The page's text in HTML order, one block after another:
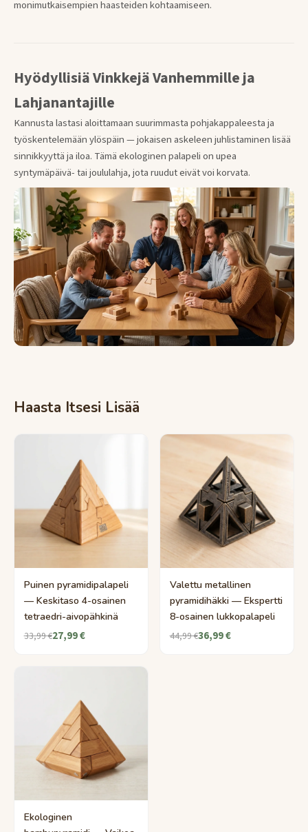
monimutkaisempien haasteiden kohtaamiseen.
Hyödyllisiä Vinkkejä Vanhemmille ja
Lahjanantajille
Kannusta lastasi aloittamaan suurimmasta pohjakappaleesta ja
työskentelemään ylöspäin — jokaisen askeleen juhlistaminen lisää
sinnikkyyttä ja iloa. Tämä ekologinen palapeli on upea
syntymäpäivä- tai joululahja, jota ruudut eivät voi korvata.
Haasta Itsesi Lisää
Puinen pyramidipalapeli
— Keskitaso 4-osainen
tetraedri-aivopähkinä
33,99 €27,99 €
Valettu metallinen
pyramidihäkki — Ekspertti
8-osainen lukkopalapeli
44,99 €36,99 €
Ekologinen